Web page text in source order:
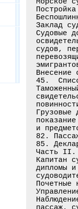
Заклад
Судовые
судов,
Внесение
45.
и
82.
85.
Часть II.
Капитан
дипломы
Почетные
пассаж.